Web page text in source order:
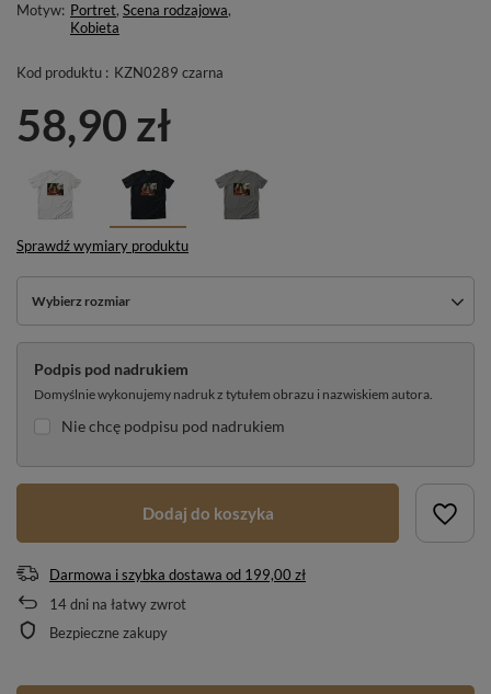
Motyw: Portret, Scena rodzajowa,
Kobieta
Kod produktu : KZN0289 czarna
58,90 zł
Sprawdź wymiary produktu
Wybierz rozmiar
Podpis pod nadrukiem
Domyślnie wykonujemy nadruk z tytułem obrazu i nazwiskiem autora.
Nie chcę podpisu pod nadrukiem
Dodaj do koszyka
Darmowa i szybka dostawa od 199,00 zł
14dni na łatwy zwrot
Bezpieczne zakupy